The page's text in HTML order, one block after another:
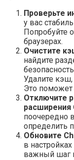
Проверьте
у вас
Попробуйте
браузерах.
Очистите
найдите
Удалите
Это поможет
Отключите
расширения
поочередно
определить
Обновите
в настройках
важный шаг